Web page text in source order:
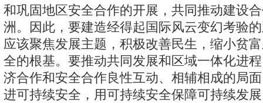
和巩固地区安全合作的开展，共同推动建设
洲。因此，要建造经得起国际风云变幻考验
应该聚焦发展主题，积极改善民生，缩小贫
全的根基。要推动共同发展和区域一体化进
济合作和安全合作良性互动、相辅相成的局
进可持续安全，用可持续安全保障可持续发